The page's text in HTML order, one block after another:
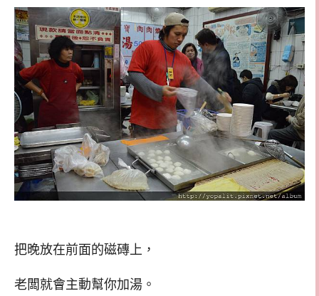
把晚放在前面的磁磚上，
老闆就會主動幫你加湯。